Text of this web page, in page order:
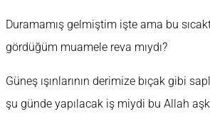
Duramamış gelmiştim işte ama bu
gördüğüm muamele reva mıydı?
Güneş ışınlarının derimize bıçak gibi
şu günde yapılacak iş miydi bu Allah